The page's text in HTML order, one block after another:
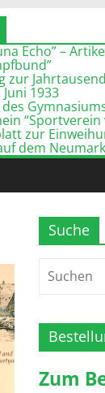
Echo” –
zur
1933
zur
dem
Suche
Zum